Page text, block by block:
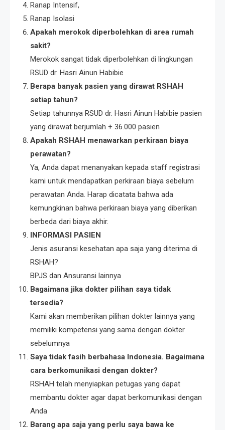
Ranap Intensif,
Ranap Isolasi
Apakah merokok diperbolehkan di area rumah
sakit?
Merokok sangat tidak diperbolehkan di lingkungan
RSUD dr. Hasri Ainun Habibie
Berapa banyak pasien yang dirawat RSHAH
setiap tahun?
Setiap tahunnya RSUD dr. Hasri Ainun Habibie pasien
yang dirawat berjumlah + 36.000 pasien
Apakah RSHAH menawarkan perkiraan biaya
perawatan?
Ya, Anda dapat menanyakan kepada staff registrasi
kami untuk mendapatkan perkiraan biaya sebelum
perawatan Anda. Harap dicatata bahwa ada
kemungkinan bahwa perkiraan biaya yang diberikan
berbeda dari biaya akhir.
INFORMASI PASIEN
Jenis asuransi kesehatan apa saja yang diterima di
RSHAH?
BPJS dan Ansuransi lainnya
Bagaimana jika dokter pilihan saya tidak
tersedia?
Kami akan memberikan pilihan dokter lainnya yang
memiliki kompetensi yang sama dengan dokter
sebelumnya
Saya tidak fasih berbahasa Indonesia. Bagaimana
cara berkomunikasi dengan dokter?
RSHAH telah menyiapkan petugas yang dapat
membantu dokter agar dapat berkomunikasi dengan
Anda
Barang apa saja yang perlu saya bawa ke